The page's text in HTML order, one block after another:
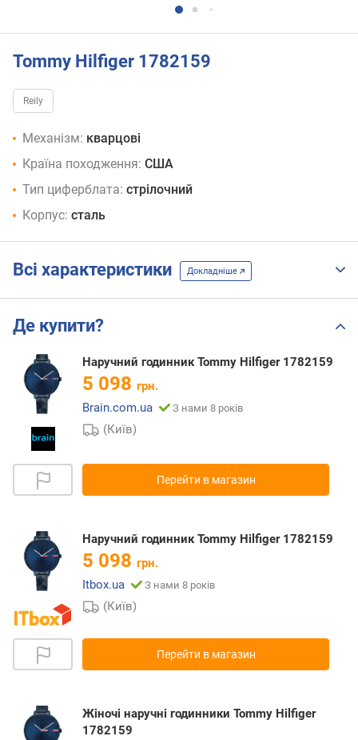
Tommy Hilfiger 1782159
Reily
Механізм: кварцові
Країна походження: США
Тип циферблата: стрілочний
Корпус: сталь
Всі характеристики Докладніше
Де купити?
Наручний годинник Tommy Hilfiger 1782159
5 098 грн.
Brain.com.ua
З нами 8 років
(Київ)
Перейти в магазин
Наручний годинник Tommy Hilfiger 1782159
5 098 грн.
Itbox.ua
З нами 8 років
(Київ)
Перейти в магазин
Жіночі наручні годинники Tommy Hilfiger
1782159